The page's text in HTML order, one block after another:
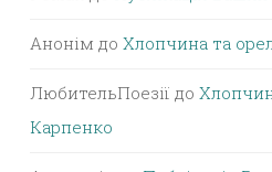
Анонім до Хлопчина та
ЛюбительПоезії до
Карпенко